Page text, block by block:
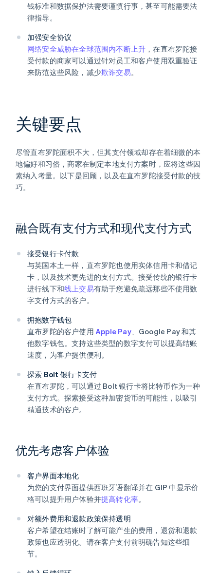
钱标准和数据保护法需要谨慎行事，甚至可能需要法
律指导。
加强安全协议
网络安全威胁在全球范围内不断上升 ，在直布罗陀接
受付款的商家可以通过针对员工和客户使用双重验证
来防范这些风险，减少欺诈交易。
关键要点
尽管直布罗陀面积不大，但其支付领域却存在着细微的本
地偏好和习俗，商家在制定本地支付方案时，应将这些因
素纳入考量。以下是回顾，以及在直布罗陀接受付款的技
巧。
融合既有支付方式和现代支付方式
接受银行卡付款
与英国本土一样，直布罗陀也使用实体信用卡和借记
卡，以及技术更先进的支付方式。接受传统的银行卡
进行线下和线上交易有助于您避免疏远那些不使用数
字支付方式的客户。
拥抱数字钱包
直布罗陀的客户使用 Apple Pay、Google Pay 和其
他数字钱包。支持这些类型的数字支付可以提高结账
速度，为客户提供便利。
探索 Bolt 银行卡支付
在直布罗陀，可以通过 Bolt 银行卡将比特币作为一种
支付方式。探索接受这种加密货币的可能性，以吸引
精通技术的客户。
优先考虑客户体验
客户界面本地化
为您的支付界面提供西班牙语翻译并在 GIP 中显示价
格可以提升用户体验并提高转化率。
对额外费用和退款政策保持透明
客户希望在结账时了解可能产生的费用，退货和退款
政策也应透明化。请在客户支付前明确告知这些细
节。